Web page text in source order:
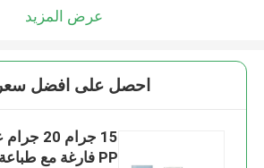
عرض المزيد
احصل على افضل
15 جرام
PP فارغة مع طباعة مخصصة بالبكرة